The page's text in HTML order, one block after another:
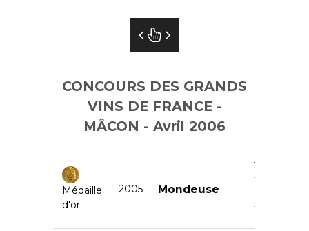
CONCOURS DES GRANDS
VINS DE FRANCE -
MÂCON - Avril 2006
Médaille
d'or
2005 Mondeuse
Scea
Domaine
PERRIER
Père et
Fils